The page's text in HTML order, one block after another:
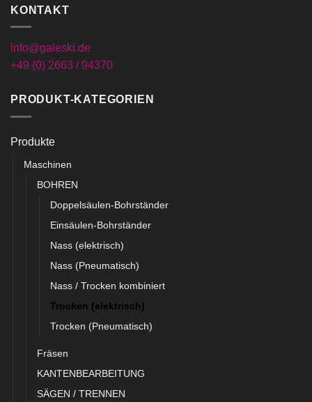
KONTAKT
info@galeski.de
+49 (0) 2663 / 94370
PRODUKT-KATEGORIEN
Produkte
Maschinen
BOHREN
Doppelsäulen-Bohrständer
Einsäulen-Bohrständer
Nass (elektrisch)
Nass (Pneumatisch)
Nass / Trocken kombiniert
Trocken (elektrisch)
Trocken (Pneumatisch)
Fräsen
KANTENBEARBEITUNG
SÄGEN / TRENNEN